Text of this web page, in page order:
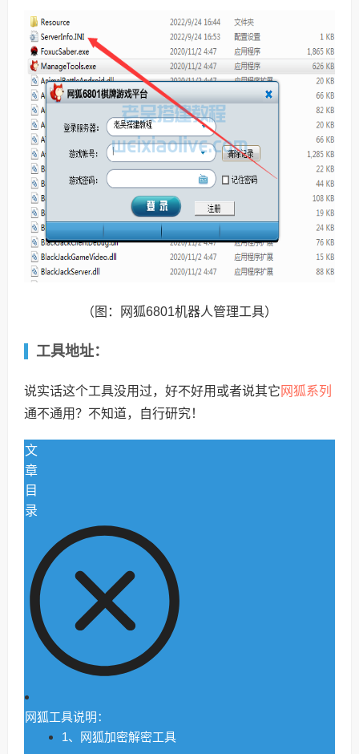
（图：网狐6801机器人管理工具）
工具地址：
说实话这个工具没用过，好不好用或者说其它网狐系列
通不通用？不知道，自行研究！
文
章
目
录
网狐工具说明：
1、网狐加密解密工具